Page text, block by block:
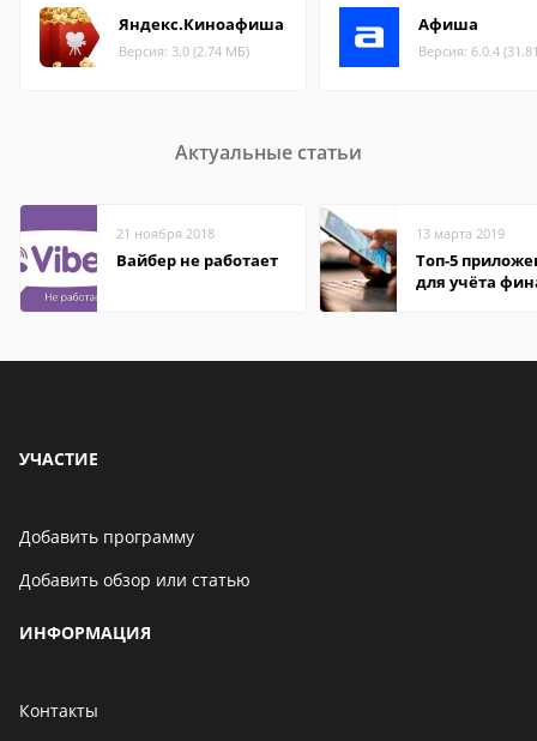
Яндекс.Киноафиша
Версия: 3.0 (2.74 МБ)
Афиша
Версия: 6.0.4
Актуальные статьи
21 ноября 2018
Вайбер не работает
13 марта 2019
Топ-5
для учёта
УЧАСТИЕ
Добавить программу
Добавить обзор или статью
ИНФОРМАЦИЯ
Контакты